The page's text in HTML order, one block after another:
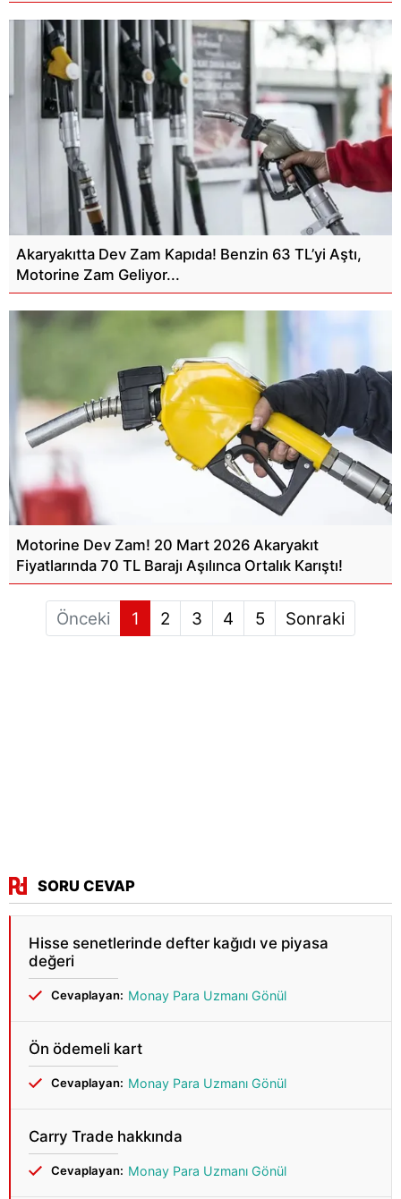
Akaryakıtta Dev Zam Kapıda! Benzin 63 TL’yi Aştı,
Motorine Zam Geliyor...
Motorine Dev Zam! 20 Mart 2026 Akaryakıt
Fiyatlarında 70 TL Barajı Aşılınca Ortalık Karıştı!
Önceki 1 2 3 4 5 Sonraki
SORU CEVAP
Hisse senetlerinde defter kağıdı ve piyasa
değeri
Cevaplayan: Monay Para Uzmanı Gönül
Ön ödemeli kart
Cevaplayan: Monay Para Uzmanı Gönül
Carry Trade hakkında
Cevaplayan: Monay Para Uzmanı Gönül